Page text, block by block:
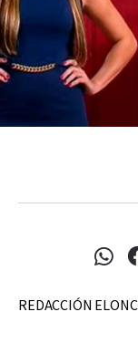
REDACCIÓN